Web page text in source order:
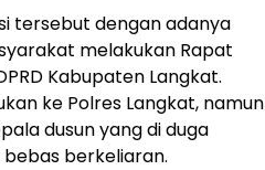
tersebut dengan adanya
melakukan Rapat
Kabupaten Langkat.
ke Polres Langkat, namun
dusun yang di duga
berkeliaran.